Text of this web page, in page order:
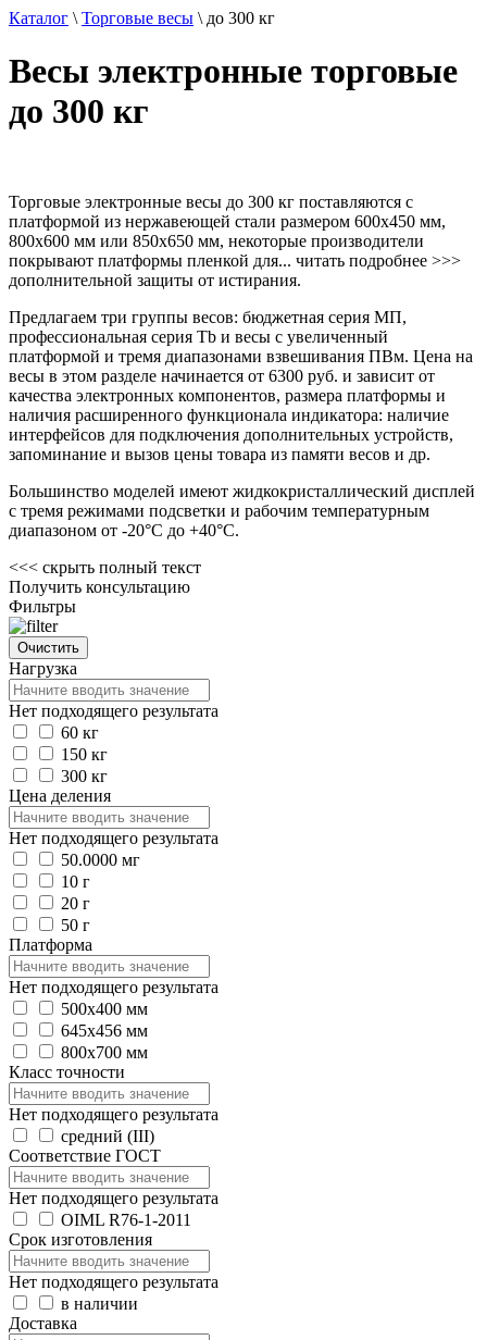
Каталог \ Торговые весы \ до 300 кг
Весы электронные торговые
до 300 кг
Торговые электронные весы до 300 кг поставляются с
платформой из нержавеющей стали размером 600х450 мм,
800х600 мм или 850х650 мм, некоторые производители
покрывают платформы пленкой для... читать подробнее >>>
дополнительной защиты от истирания.
Предлагаем три группы весов: бюджетная серия МП,
профессиональная серия Tb и весы с увеличенный
платформой и тремя диапазонами взвешивания ПВм. Цена на
весы в этом разделе начинается от 6300 руб. и зависит от
качества электронных компонентов, размера платформы и
наличия расширенного функционала индикатора: наличие
интерфейсов для подключения дополнительных устройств,
запоминание и вызов цены товара из памяти весов и др.
Большинство моделей имеют жидкокристаллический дисплей
с тремя режимами подсветки и рабочим температурным
диапазоном от -20°С до +40°С.
<<< скрыть полный текст
Получить консультацию
Фильтры
Нагрузка
Нет подходящего результата
60 кг
150 кг
300 кг
Цена деления
Нет подходящего результата
50.0000 мг
10 г
20 г
50 г
Платформа
Нет подходящего результата
500х400 мм
645х456 мм
800х700 мм
Класс точности
Нет подходящего результата
средний (III)
Соответствие ГОСТ
Нет подходящего результата
OIML R76-1-2011
Срок изготовления
Нет подходящего результата
в наличии
Доставка